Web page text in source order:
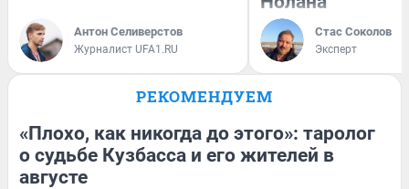
Антон Селиверстов
Журналист UFA1.RU
Стас Соколов
Эксперт
РЕКОМЕНДУЕМ
«Плохо, как никогда до этого»: таролог
о судьбе Кузбасса и его жителей в
августе